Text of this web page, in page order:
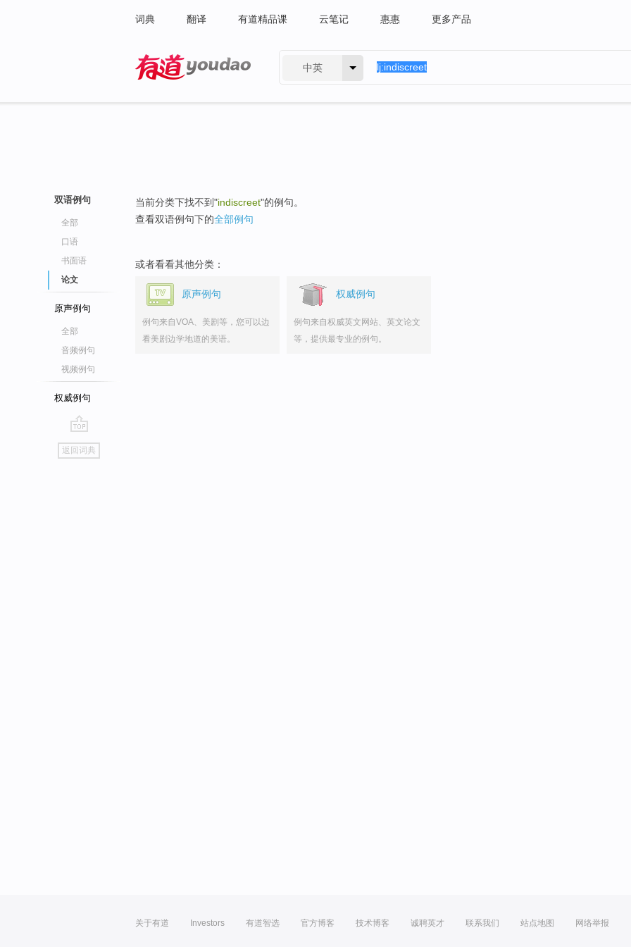
词典 翻译 有道精品课 云笔记 惠惠 更多产品
中英
双语例句
全部
口语
书面语
论文
原声例句
全部
音频例句
视频例句
权威例句
go
top
返回词典
当前分类下找不到"indiscreet"的例句。
查看双语例句下的全部例句
或者看看其他分类：
原声例句
例句来自VOA、美剧等，您可以边
看美剧边学地道的美语。
权威例句
例句来自权威英文网站、英文论文
等，提供最专业的例句。
关于有道 Investors 有道智选 官方博客 技术博客 诚聘英才 联系我们 站点地图 网络举报